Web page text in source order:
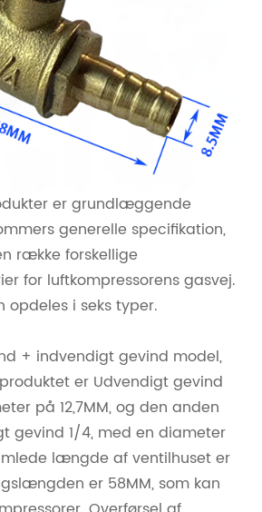
er grundlæggende
generelle specifikation,
række forskellige
for luftkompressorens gasvej.
opdeles i seks typer.
+ indvendigt gevind model,
er Udvendigt gevind
på 12,7MM, og den anden
gevind 1/4, med en diameter
længde af ventilhuset er
er 58MM, som kan